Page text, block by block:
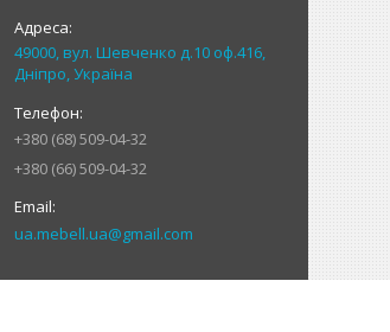
49000, вул. Шевченко д.10 оф.416,
Дніпро, Україна
+380 (68) 509-04-32
+380 (66) 509-04-32
ua.mebell.ua@gmail.com